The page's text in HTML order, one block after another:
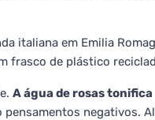
italiana em Emilia
frasco de plástico
A água de rosas tonifica
pensamentos negativos.